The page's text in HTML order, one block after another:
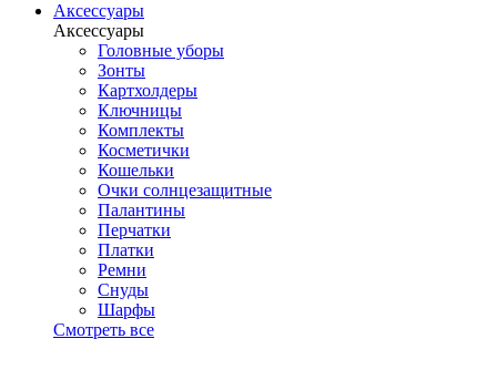
Аксессуары
Аксессуары
Головные уборы
Зонты
Картхолдеры
Ключницы
Комплекты
Косметички
Кошельки
Очки солнцезащитные
Палантины
Перчатки
Платки
Ремни
Снуды
Шарфы
Смотреть все